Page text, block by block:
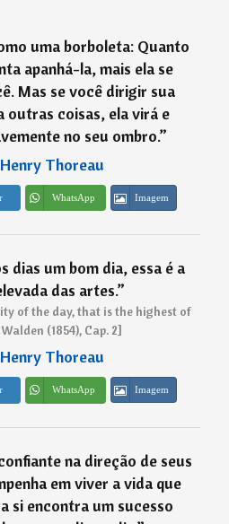
uma borboleta: Quanto
apanhá-la, mais ela se
Mas se você dirigir sua
outras coisas, ela virá e
no seu ombro.”
Henry Thoreau
WhatsApp Imagem
dias um bom dia, essa é a
das artes.”
of the day, that is the highest of
(1854), Cap. 2]
Henry Thoreau
WhatsApp Imagem
na direção de seus
em viver a vida que
si encontra um sucesso